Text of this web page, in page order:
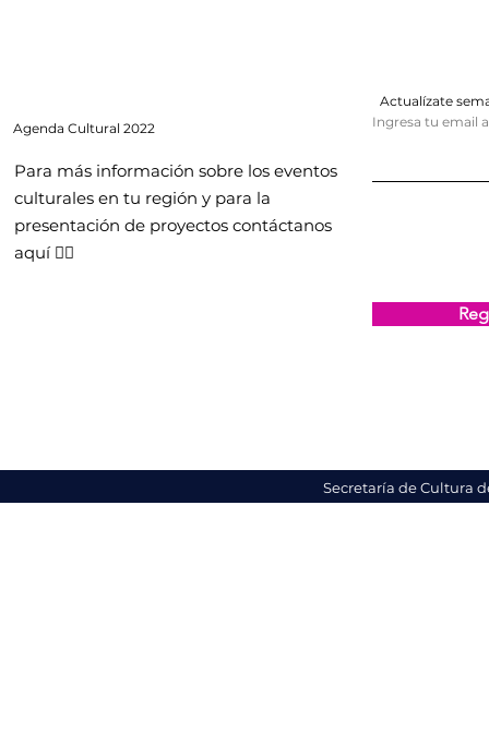
Agenda Cultural 2022
Para más información sobre los eventos
culturales en tu región y para la
presentación de proyectos contáctanos
aquí 👇🏻
Actualízate
Ingresa tu email
Secretaría de Cultura